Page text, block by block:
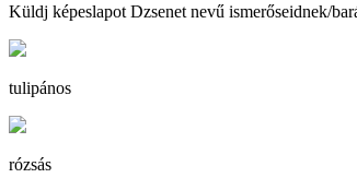
Küldj képeslapot Dzsenet nevű ismerőseidnek/
tulipános
rózsás